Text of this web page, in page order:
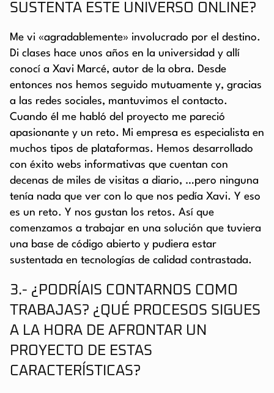
SUSTENTA ESTE UNIVERSO ONLINE?
Me vi «agradablemente» involucrado por el destino.
Di clases hace unos años en la universidad y allí
conocí a Xavi Marcé, autor de la obra. Desde
entonces nos hemos seguido mutuamente y, gracias
a las redes sociales, mantuvimos el contacto.
Cuando él me habló del proyecto me pareció
apasionante y un reto. Mi empresa es especialista en
muchos tipos de plataformas. Hemos desarrollado
con éxito webs informativas que cuentan con
decenas de miles de visitas a diario, …pero ninguna
tenía nada que ver con lo que nos pedía Xavi. Y eso
es un reto. Y nos gustan los retos. Así que
comenzamos a trabajar en una solución que tuviera
una base de código abierto y pudiera estar
sustentada en tecnologías de calidad contrastada.
3.- ¿PODRÍAIS CONTARNOS COMO
TRABAJAS? ¿QUÉ PROCESOS SIGUES
A LA HORA DE AFRONTAR UN
PROYECTO DE ESTAS
CARACTERÍSTICAS?